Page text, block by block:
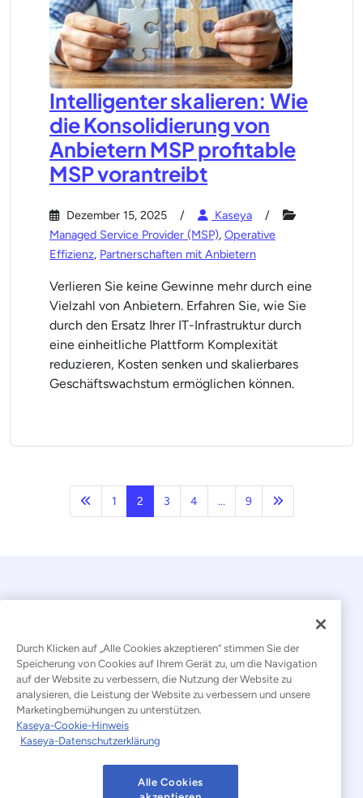
Intelligenter skalieren: Wie
die Konsolidierung von
Anbietern MSP profitable
MSP vorantreibt
Dezember 15, 2025
Kaseya
Managed Service Provider (MSP), Operative
Effizienz, Partnerschaften mit Anbietern
Verlieren Sie keine Gewinne mehr durch eine
Vielzahl von Anbietern. Erfahren Sie, wie Sie
durch den Ersatz Ihrer IT-Infrastruktur durch
eine einheitliche Plattform Komplexität
reduzieren, Kosten senken und skalierbares
Geschäftswachstum ermöglichen können.
Vorherige
1 2 3 4 ... 9 Nächste Seite
© 2026 Kaseya. Alle Rechte vorbehalten.
Deutsch
Erklärung zur Bekämpfung moderner Sklaverei
Nutzungsbedingungen der Website
Durch Klicken auf „Alle Cookies akzeptieren“ stimmen Sie der
Speicherung von Cookies auf Ihrem Gerät zu, um die Navigation
auf der Website zu verbessern, die Nutzung der Website zu
analysieren, die Leistung der Website zu verbessern und unsere
Marketingbemühungen zu unterstützen.
Kaseya-Cookie-Hinweis
Kaseya-Datenschutzerklärung
Alle Cookies